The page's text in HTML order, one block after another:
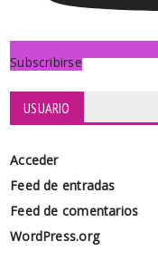
Subscribirse
USUARIO
Acceder
Feed de entradas
Feed de comentarios
WordPress.org